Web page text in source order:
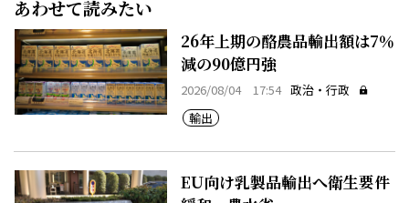
あわせて読みたい
26年上期の酪農品輸出額は7％
減の90億円強
2026/08/04 17:54 政治・行政
輸出
EU向け乳製品輸出へ衛生要件